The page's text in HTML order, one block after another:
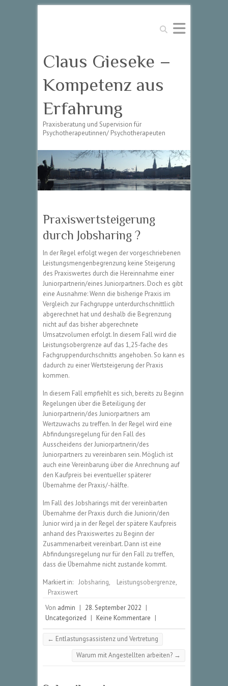
Suchen
Claus Gieseke –
Kompetenz aus
Erfahrung
Praxisberatung und Supervision für
Psychotherapeutinnen/ Psychotherapeuten
Praxiswertsteigerung
durch Jobsharing ?
In der Regel erfolgt wegen der vorgeschriebenen
Leistungsmengenbegrenzung keine Steigerung
des Praxiswertes durch die Hereinnahme einer
Juniorpartnerin/eines Juniorpartners. Doch es gibt
eine Ausnahme: Wenn die bisherige Praxis im
Vergleich zur Fachgruppe unterdurchschnittlich
abgerechnet hat und deshalb die Begrenzung
nicht auf das bisher abgerechnete
Umsatzvolumen erfolgt. In diesem Fall wird die
Leistungsobergrenze auf das 1,25-fache des
Fachgruppendurchschnitts angehoben. So kann es
dadurch zu einer Wertsteigerung der Praxis
kommen.
In diesem Fall empfiehlt es sich, bereits zu Beginn
Regelungen über die Beteiligung der
Juniorpartnerin/des Juniorpartners am
Wertzuwachs zu treffen. In der Regel wird eine
Abfindungsregelung für den Fall des
Ausscheidens der Juniorpartnerin/des
Juniorpartners zu vereinbaren sein. Möglich ist
auch eine Vereinbarung über die Anrechnung auf
den Kaufpreis bei eventueller späterer
Übernahme der Praxis/-hälfte.
Im Fall des Jobsharings mit der vereinbarten
Übernahme der Praxis durch die Juniorin/den
Junior wird ja in der Regel der spätere Kaufpreis
anhand des Praxiswertes zu Beginn der
Zusammenarbeit vereinbart. Dann ist eine
Abfindungsregelung nur für den Fall zu treffen,
dass die Übernahme nicht zustande kommt.
Markiert in: Jobsharing, Leistungsobergrenze,
Praxiswert
Von admin | 28. September 2022 |
Uncategorized | Keine Kommentare |
← Entlastungsassistenz und Vertretung
Warum mit Angestellten arbeiten? →